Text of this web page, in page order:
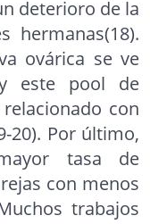
deterioro de la
hermanas(18).
ovárica se ve
este pool de
con
20). Por último,
tasa de
con menos
trabajos